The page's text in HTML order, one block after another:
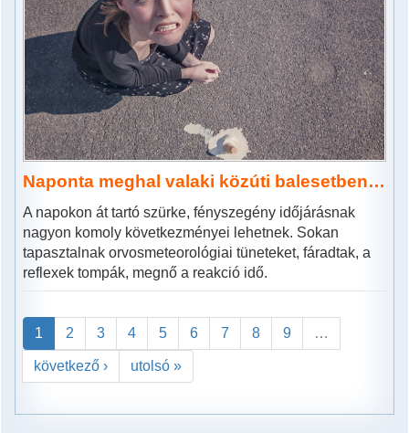
Naponta meghal valaki közúti balesetben…
A napokon át tartó szürke, fényszegény időjárásnak
nagyon komoly következményei lehetnek. Sokan
tapasztalnak orvosmeteorológiai tüneteket, fáradtak, a
reflexek tompák, megnő a reakció idő.
1 2 3 4 5 6 7 8 9 …
következő › utolsó »